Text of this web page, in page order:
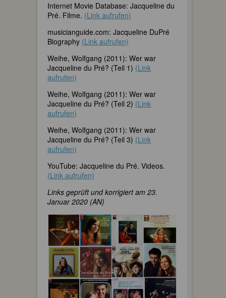
Internet Movie Database: Jacqueline du
Pré. Filme. (Link aufrufen)
musicianguide.com: Jacqueline DuPré
Biography (Link aufrufen)
Weihe, Wolfgang (2011): Wer war
Jacqueline du Pré? (Teil 1) (Link
aufrufen)
Weihe, Wolfgang (2011): Wer war
Jacqueline du Pré? (Teil 2) (Link
aufrufen)
Weihe, Wolfgang (2011): Wer war
Jacqueline du Pré? (Teil 3) (Link
aufrufen)
YouTube: Jacqueline du Pré. Videos.
(Link aufrufen)
Links geprüft und korrigiert am 23.
Januar 2020 (AN)